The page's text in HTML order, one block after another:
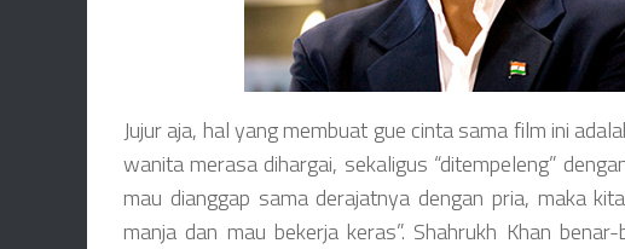
Jujur aja, hal yang membuat gue cinta sama film ini
wanita merasa dihargai, sekaligus “ditempeleng”
mau dianggap sama derajatnya dengan pria, maka
manja dan mau bekerja keras”. Shahrukh Khan